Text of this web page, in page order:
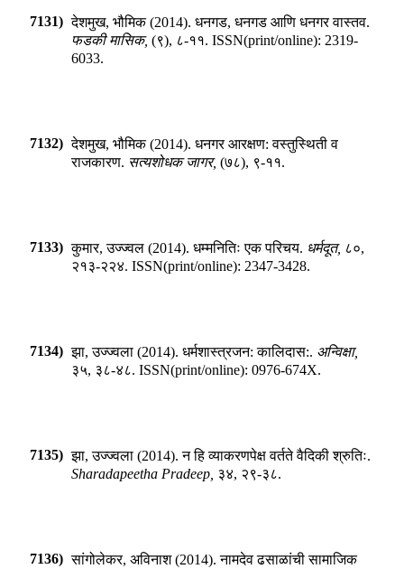
7131) देशमुख, भौमिक(2014). धनगड, धनगड आणि धनगर वास्तव.
फडकी मासिक, (९), ८-११. ISSN(print/online): 2319-
6033.
7132) देशमुख, भौमिक(2014). धनगर आरक्षण: वस्तुस्थिती व
राजकारण. सत्यशोधक जागर, (७८), ९-११.
7133) कुमार, उज्ज्वल (2014). धम्मनितिः एक परिचय. धर्मदूत, ८०,
२१३-२२४. ISSN(print/online): 2347-3428.
7134) झा, उज्ज्वला (2014). धर्मशास्त्रजन: कालिदास:. अन्विक्षा,
३५, ३८-४८. ISSN(print/online): 0976-674X.
7135) झा, उज्ज्वला (2014).न हि व्याकरणपेक्ष वर्तते वैदिकी श्रुतिः.
Sharadapeetha Pradeep ३४, २९-३८.
7136) सांगोलेकर, अविनाश(2014).नामदेव ढसाळांची सामाजिक